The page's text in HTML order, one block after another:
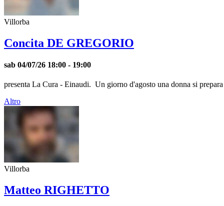
Villorba
Concita DE GREGORIO
sab 04/07/26 18:00 - 19:00
presenta La Cura - Einaudi. Un giorno d'agosto una donna si
Altro
Villorba
Matteo RIGHETTO